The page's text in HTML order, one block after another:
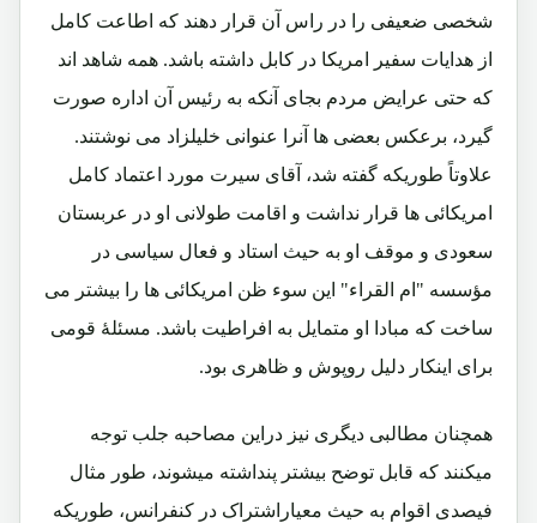
شخصی ضعیفی را در راس آن قرار دهند که اطاعت کامل
از هدایات سفیر امریکا در کابل داشته باشد. همه شاهد اند
که حتی عرایض مردم بجای آنکه به رئیس آن اداره صورت
گیرد، برعکس بعضی ها آنرا عنوانی خلیلزاد می نوشتند.
علاوتاً طوریکه گفته شد، آقای سیرت مورد اعتماد کامل
امریکائی ها قرار نداشت و اقامت طولانی او در عربستان
سعودی و موقف او به حیث استاد و فعال سیاسی در
مؤسسه "ام القراء" این سوء ظن امریکائی ها را بیشتر می
ساخت که مبادا او متمایل به افراطیت باشد. مسئلۀ قومی
برای اینکار دلیل روپوش و ظاهری بود.
همچنان مطالبی دیگری نیز دراین مصاحبه جلب توجه
میکنند که قابل توضح بیشتر پنداشته میشوند، طور مثال
فیصدی اقوام به حیث معیاراشتراک در کنفرانس، طوریکه